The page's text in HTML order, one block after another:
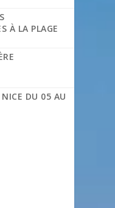
À LA PLAGE
DU 05 AU